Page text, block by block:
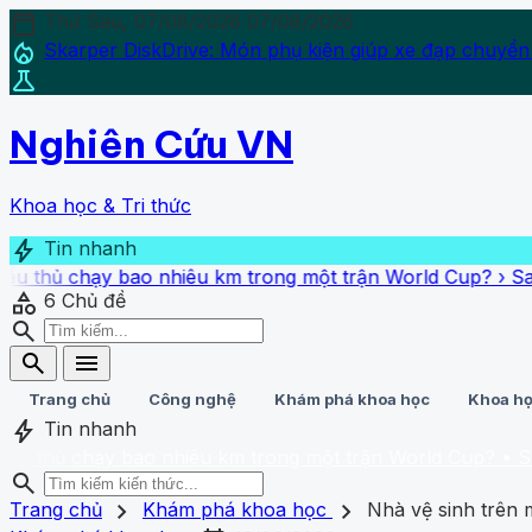
calendar_today Thứ Sáu, 07/08/2026 07/08/2026
local_fire_department Skarper DiskDrive: Món phụ kiện giúp xe đạp
science
Nghiên Cứu VN
Khoa học & Tri thức
bolt Tin nhanh
bao nhiêu km trong một trận World Cup?›Sai lầm cơ
category 6 Chủ đề
search
search
menu
Trang chủ Công nghệ Khám phá khoa học Khoa
bolt Tin nhanh
search
homeTrang chủ
search close
Trang chủ chevron_right Khám phá khoa học chevron_right
Nhà vệ sinh trên